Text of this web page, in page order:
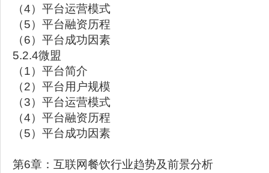
（4）平台运营模式
（5）平台融资历程
（6）平台成功因素
5.2.4微盟
（1）平台简介
（2）平台用户规模
（3）平台运营模式
（4）平台融资历程
（5）平台成功因素
第6章：互联网餐饮行业趋势及前景分析